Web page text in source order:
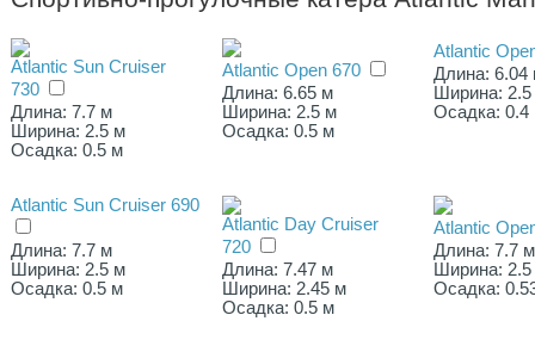
Atlantic Sun Cruiser
730
Длина: 7.7 м
Ширина: 2.5 м
Осадка: 0.5 м
Atlantic Open 670
Длина: 6.65 м
Ширина: 2.5 м
Осадка: 0.5 м
Atlantic
Длина: 6.04
Ширина:
Осадка: 0.4
Atlantic Sun Cruiser 690
Длина: 7.7 м
Ширина: 2.5 м
Осадка: 0.5 м
Atlantic Day Cruiser
720
Длина: 7.47 м
Ширина: 2.45 м
Осадка: 0.5 м
Atlantic
Длина: 7.7 м
Ширина:
Осадка: